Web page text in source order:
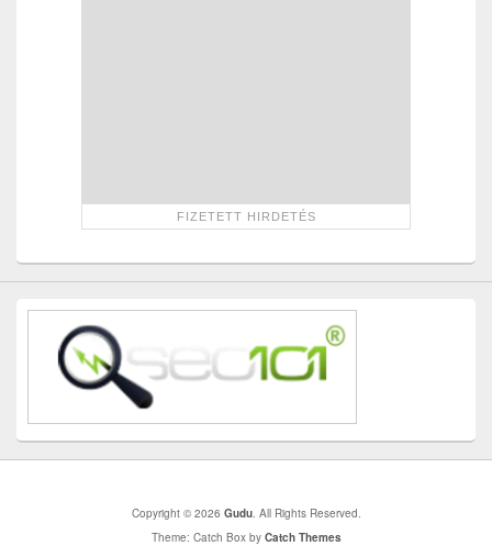
Copyright © 2026 Gudu. All Rights Reserved.
Theme: Catch Box by Catch Themes